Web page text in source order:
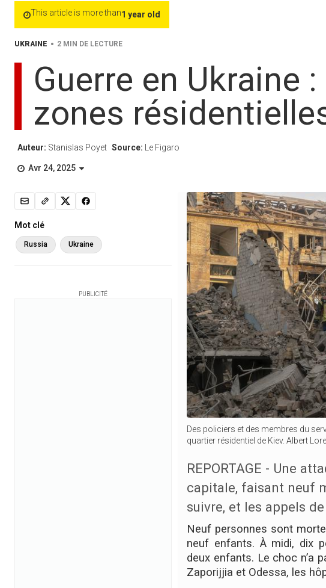
This article is more than1 year old
UKRAINE • 2 MIN DE LECTURE
Guerre en Ukraine
zones
Auteur: Stanislas Poyet Source: Le Figaro
Avr 24, 2025
Des policiers et des membres du
quartier résidentiel de Kiev. Albert
REPORTAGE - Une
capitale, faisant neuf
suivre, et les appels
Neuf personnes sont
neuf enfants. À midi, dix
deux enfants. Le choc n’a
Zaporijjia et Odessa, les
Mot clé
Russia Ukraine
PUBLICITÉ